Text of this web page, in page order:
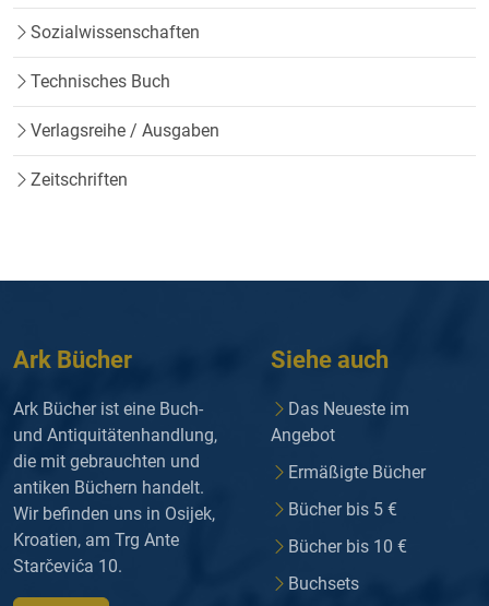
Sozialwissenschaften
Technisches Buch
Verlagsreihe / Ausgaben
Zeitschriften
Ark Bücher
Ark Bücher ist eine Buch-
und Antiquitätenhandlung,
die mit gebrauchten und
antiken Büchern handelt.
Wir befinden uns in Osijek,
Kroatien, am Trg Ante
Starčevića 10.
Siehe auch
Das Neueste im
Angebot
Ermäßigte Bücher
Bücher bis 5 €
Bücher bis 10 €
Buchsets